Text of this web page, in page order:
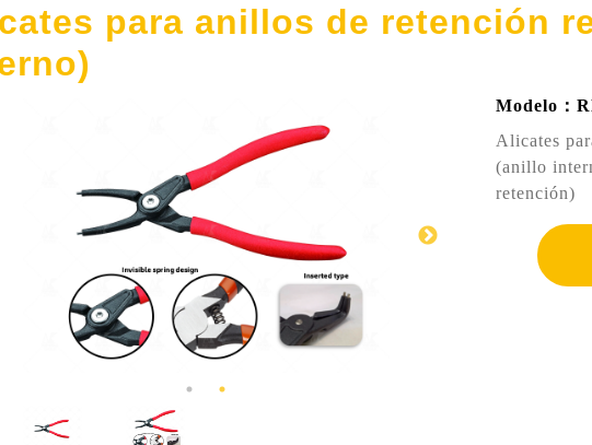
para anillos de retención
Modelo：
Alicates
(anillo
retención)